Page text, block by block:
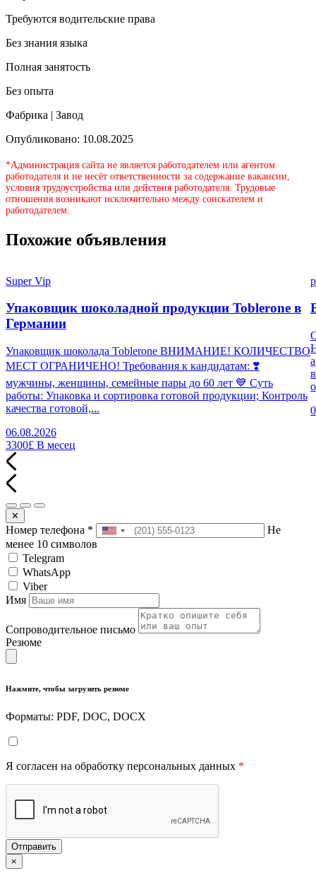
Требуются водительские права
Без знания языка
Полная занятость
Без опыта
Фабрика | Завод
Опубликовано: 10.08.2025
*Администрация сайта не является работодателем или агентом
работодателя и не несёт ответственности за содержание вакансии,
условия трудоустройства или действия работодателя. Трудовые
отношения возникают исключительно между соискателем и
работодателем.
Похожие объявления
Super Vip
Упаковщик шоколадной продукции Toblerone в
Германии
Упаковщик шоколада Toblerone ВНИМАНИЕ! КОЛИЧЕСТВО
МЕСТ ОГРАНИЧЕНО! Требования к кандидатам: ❣️
мужчины, женщины, семейные пары до 60 лет 💙 Суть
работы: Упаковка и сортировка готовой продукции; Контроль
качества готовой,...
06.08.2026
3300£ В месец
✕
Номер телефона *
Не
менее 10 символов
Telegram
WhatsApp
Viber
Имя
Сопроводительное письмо
Резюме
Нажмите, чтобы загрузить резюме
Форматы: PDF, DOC, DOCX
Я согласен на обработку персональных данных *
Отправить
×